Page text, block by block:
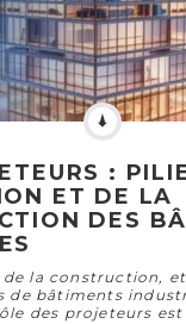
:
ET DE LA
DES
de la construction,
de bâtiments
des projeteurs